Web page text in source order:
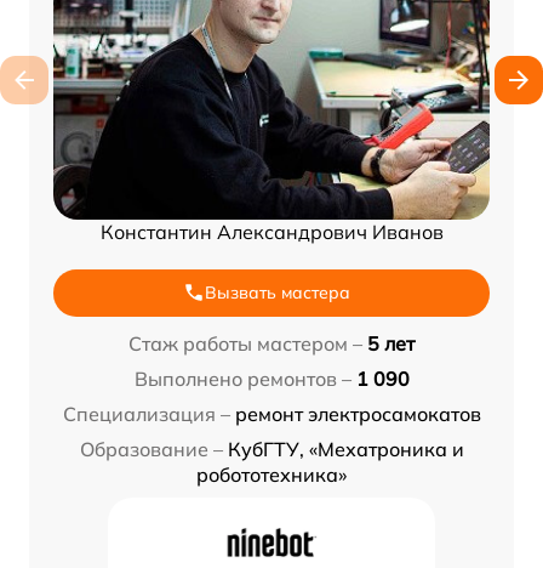
Константин Александрович Иванов
Вызвать мастера
Стаж работы мастером – 5 лет
Выполнено ремонтов – 1 090
Специализация – ремонт электросамокатов
Образование – КубГТУ, «Мехатроника и
робототехника»